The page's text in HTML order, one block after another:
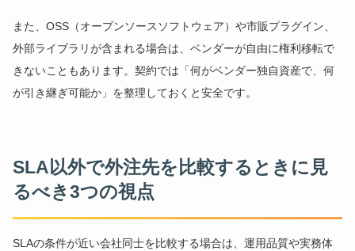
また、OSS（オープンソースソフトウェア）や市販プラグイン、
外部ライブラリが含まれる場合は、ベンダーが自由に権利移転で
きないこともあります。契約では「何がベンダー独自資産で、何
が引き継ぎ可能か」を整理しておくと安全です。
SLA以外で外注先を比較するときに見
るべき3つの視点
SLAの条件が近い会社同士を比較する場合は、運用品質や実務体